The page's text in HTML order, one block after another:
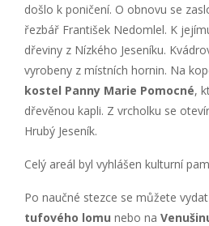
došlo k poničení. O obnovu se
řezbář František Nedomlel. K
dřeviny z Nízkého Jeseníku.
vyrobeny z místních hornin. Na
kostel Panny Marie Pomocné,
dřevěnou kapli. Z vrcholku se
Hrubý Jeseník.
Celý areál byl vyhlášen kulturní
Po naučné stezce se můžete
tufového lomu nebo na